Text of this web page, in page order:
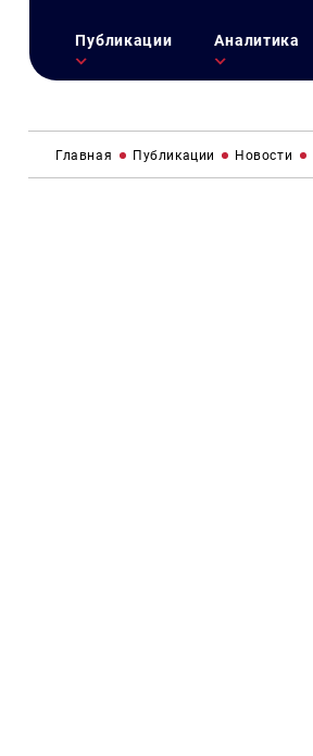
Публикации Аналитика
Главная Публикации Новости